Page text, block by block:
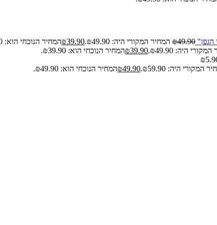
הגפן" ₪49.90 המחיר המקורי היה: ₪49.90. ₪39.90
המחיר הנוכחי הוא: ₪39.90.
היה: ₪49.90. ₪39.90
המחיר הנוכחי הוא: ₪39.90.
₪
המקורי היה: ₪59.90. ₪49.90
המחיר הנוכחי הוא: ₪49.90.